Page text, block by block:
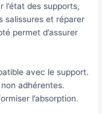
l’état des supports,
salissures et réparer
permet d’assurer
avec le support.
adhérentes.
l’absorption.